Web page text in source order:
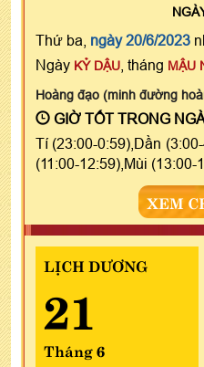
Thứ ba, ngày 20/6/2023
Ngày KỶ DẬU , tháng MẬU
Hoàng đạo (minh đường
GIỜ TỐT TRONG
Tí (23:00-0:59),Dần
(11:00-12:59),Mùi
XEM
LỊCH DƯƠNG
21
Tháng 6